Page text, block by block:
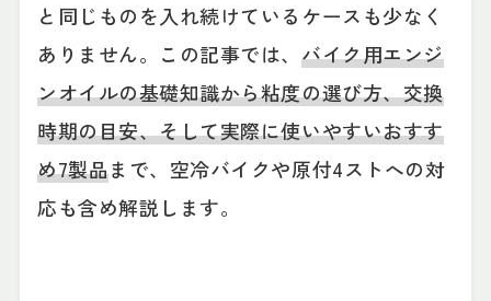
と同じものを入れ続けているケースも少なく
ありません。この記事では、バイク用エンジ
ンオイルの基礎知識から粘度の選び方、交換
時期の目安、そして実際に使いやすいおすす
め7製品まで、空冷バイクや原付4ストへの対
応も含め解説します。